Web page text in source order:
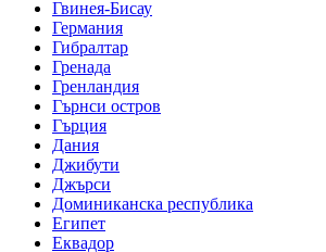
Гвинея-Бисау
Германия
Гибралтар
Гренада
Гренландия
Гърнси остров
Гърция
Дания
Джибути
Джърси
Доминиканска республика
Египет
Еквадор